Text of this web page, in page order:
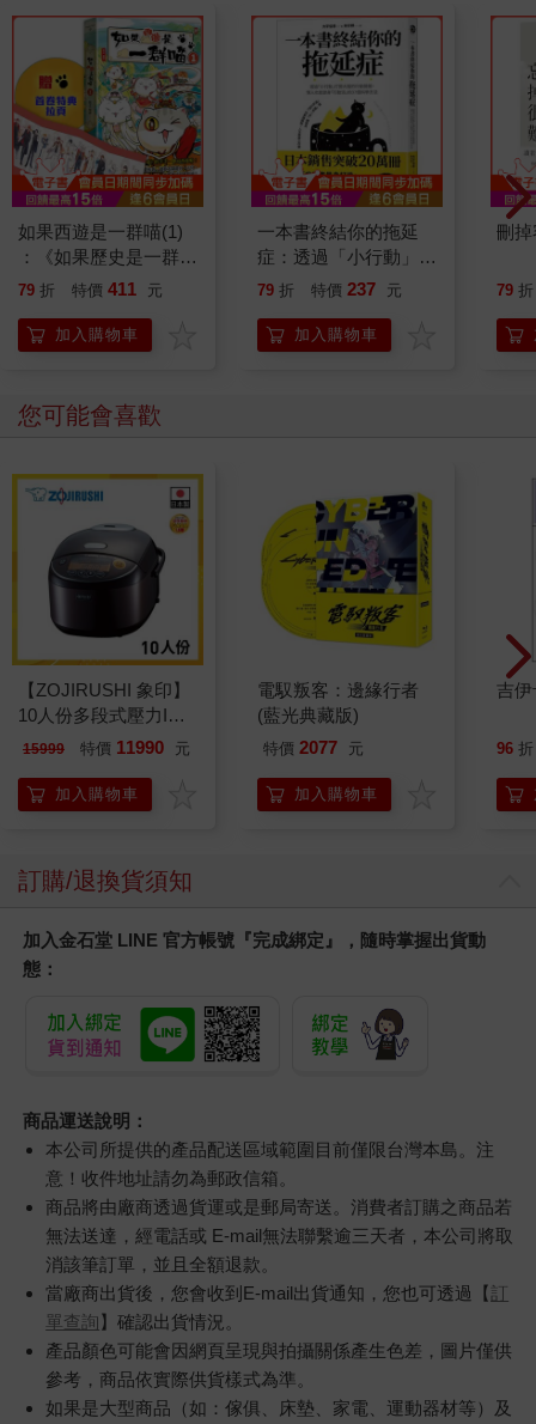
如果西遊是一群喵(1)
：《如果歷史是一群
喵》作者最新力作，附
79 折 特價 411 元
加入購物車
一本書終結你的拖延
症：透過「小行動」打
開大腦的行動開關，懶
的37個科學方法
79 折 特價 237 元
加入購物車
刪
79 折
您可能會喜歡
【ZOJIRUSHI 象印】
10人份多段式壓力IH
微電腦電子鍋(NP-
15999 特價 11990 元
加入購物車
電馭叛客：邊緣行者
(藍光典藏版)
特價 2077 元
加入購物車
吉
96 折
訂購/退換貨須知
加入金石堂 LINE 官方帳號『完成綁定』，隨時掌握出貨動
態：
商品運送說明：
本公司所提供的產品配送區域範圍目前僅限台灣本島。注
意！收件地址請勿為郵政信箱。
商品將由廠商透過貨運或是郵局寄送。消費者訂購之商品若
無法送達，經電話或 E-mail無法聯繫逾三天者，本公司將取
消該筆訂單，並且全額退款。
當廠商出貨後，您會收到E-mail出貨通知，您也可透過【訂
單查詢】確認出貨情況。
產品顏色可能會因網頁呈現與拍攝關係產生色差，圖片僅供
參考，商品依實際供貨樣式為準。
如果是大型商品（如：傢俱、床墊、家電、運動器材等）及